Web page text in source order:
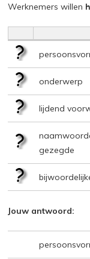
Werknemers willen
onderwerp
lijdend
gezegde
Jouw antwoord: